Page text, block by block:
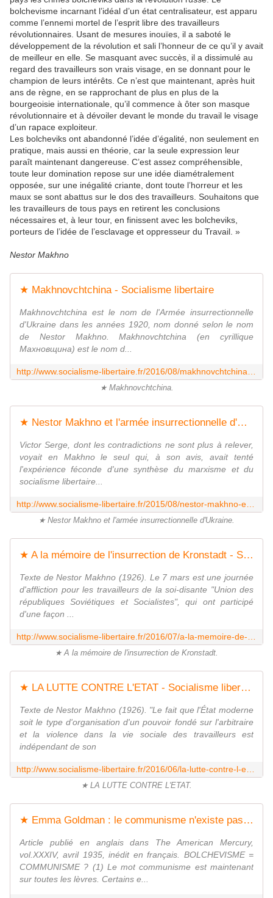
bolchevisme incarnant l’idéal d’un état centralisateur, est apparu
comme l’ennemi mortel de l’esprit libre des travailleurs
révolutionnaires. Usant de mesures inouïes, il a saboté le
développement de la révolution et sali l’honneur de ce qu’il y avait
de meilleur en elle. Se masquant avec succès, il a dissimulé au
regard des travailleurs son vrais visage, en se donnant pour le
champion de leurs intérêts. Ce n’est que maintenant, après huit
ans de règne, en se rapprochant de plus en plus de la
bourgeoisie internationale, qu’il commence à ôter son masque
révolutionnaire et à dévoiler devant le monde du travail le visage
d’un rapace exploiteur.
Les bolcheviks ont abandonné l’idée d’égalité, non seulement en
pratique, mais aussi en théorie, car la seule expression leur
paraît maintenant dangereuse. C’est assez compréhensible,
toute leur domination repose sur une idée diamétralement
opposée, sur une inégalité criante, dont toute l’horreur et les
maux se sont abattus sur le dos des travailleurs. Souhaitons que
les travailleurs de tous pays en retirent les conclusions
nécessaires et, à leur tour, en finissent avec les bolcheviks,
porteurs de l’idée de l’esclavage et oppresseur du Travail. »
Nestor Makhno
★ Makhnovchtchina - Socialisme libertaire
Makhnovchtchina est le nom de l'Armée insurrectionnelle
d'Ukraine dans les années 1920, nom donné selon le nom
de Nestor Makhno. Makhnovchtchina (en cyrillique
Махновщина) est le nom d...
★ Makhnovchtchina.
★ Nestor Makhno et l'armée insurrectionnelle d'Ukraine - Socialisme libertaire
Victor Serge, dont les contradictions ne sont plus à relever,
voyait en Makhno le seul qui, à son avis, avait tenté
l'expérience féconde d'une synthèse du marxisme et du
socialisme libertaire...
★ Nestor Makhno et l'armée insurrectionnelle d'Ukraine.
★ A la mémoire de l'insurrection de Kronstadt - Socialisme libertaire
Texte de Nestor Makhno (1926). Le 7 mars est une journée
d'affliction pour les travailleurs de la soi-disante "Union des
républiques Soviétiques et Socialistes", qui ont participé
d'une façon ...
★ A la mémoire de l'insurrection de Kronstadt.
★ LA LUTTE CONTRE L'ETAT - Socialisme libertaire
Texte de Nestor Makhno (1926). "Le fait que l'État moderne
soit le type d'organisation d'un pouvoir fondé sur l'arbitraire
et la violence dans la vie sociale des travailleurs est
indépendant de son
★ LA LUTTE CONTRE L'ETAT.
★ Emma Goldman : le communisme n'existe pas en URSS - Socialisme libertaire
Article publié en anglais dans The American Mercury,
vol.XXXIV, avril 1935, inédit en français. BOLCHEVISME =
COMMUNISME ? (1) Le mot communisme est maintenant
sur toutes les lèvres. Certains e...